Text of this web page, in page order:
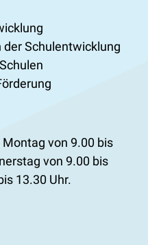
der Schulentwicklung
von 9.00 bis
von 9.00 bis
13.30 Uhr.